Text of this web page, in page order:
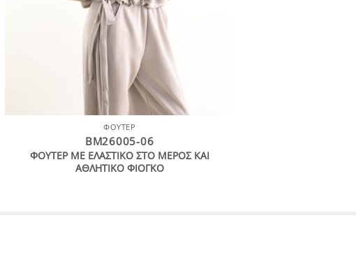
ΦΟΎΤΕΡ
BM26005-06
ΦΟΥΤΕΡ ΜΕ ΕΛΑΣΤΙΚΟ ΣΤΟ ΜΕΡΟΣ ΚΑΙ
ΑΘΛΗΤΙΚΟ ΦΙΟΓΚΟ